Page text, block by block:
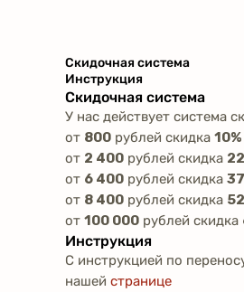
Скидочная система
Инструкция
Скидочная система
У нас действует система
от 800 рублей скидка 10%
от 2 400 рублей скидка
от 6 400 рублей скидка
от 8 400 рублей скидка
от 100 000 рублей скидка
Инструкция
С инструкцией по
нашей странице